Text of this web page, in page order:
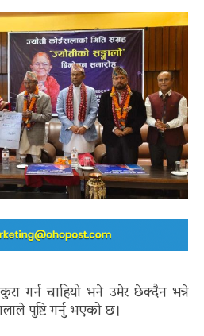
गर्न चाहियो भने उमेर छेक्दैन भन्ने
पुष्टि गर्नु भएको छ।